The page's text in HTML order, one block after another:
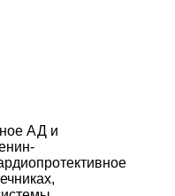
АД и